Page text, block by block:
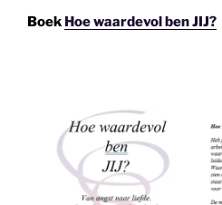
Boek Hoe waardevol ben JIJ?